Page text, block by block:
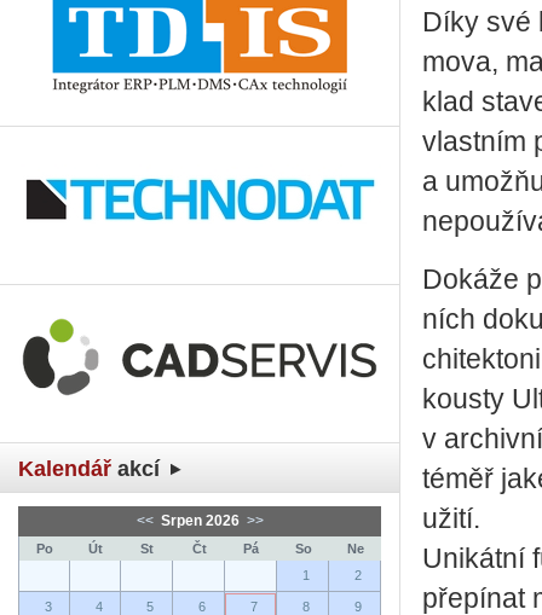
Kalendář akcí
<< Srpen 2026 >>
Po Út St Čt Pá So
Ne
1
2
3 4 5 6 7 8 9
Díky své
mo­va,
klad
vlast­ním
a
Do­ká­že
ních
kous­ty
v
téměř
u­ži­tí.
Uni­kát­ní
pře­pí­nat